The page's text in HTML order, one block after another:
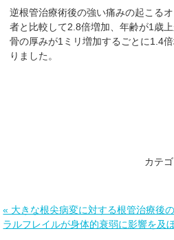
逆根管治療術後の強い痛みの起こる
者と比較して2.8倍増加、年齢が1歳
骨の厚みが1ミリ増加するごとに1.4
りました。
カテゴ
« 大きな根尖病変に対する根管治療後
ラルフレイルが身体的衰弱に影響を及